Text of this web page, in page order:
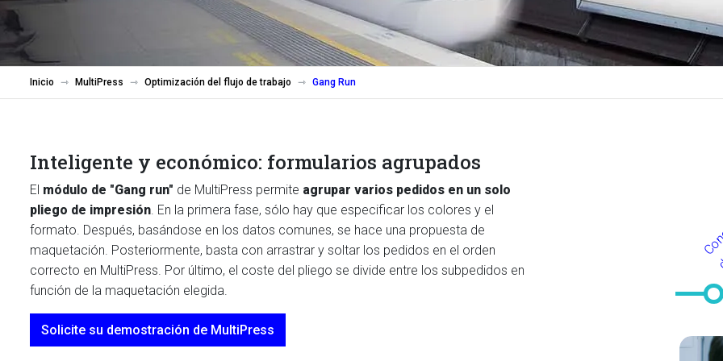
Inicio MultiPress Optimización del flujo de trabajo Gang Run
Inteligente y económico: formularios agrupados
El módulo de "Gang run" de MultiPress permite agrupar varios pedidos en un solo
pliego de impresión. En la primera fase, sólo hay que especificar los colores y el
formato. Después, basándose en los datos comunes, se hace una propuesta de
maquetación. Posteriormente, basta con arrastrar y soltar los pedidos en el orden
correcto en MultiPress. Por último, el coste del pliego se divide entre los subpedidos en
función de la maquetación elegida.
Solicite su demostración de MultiPress